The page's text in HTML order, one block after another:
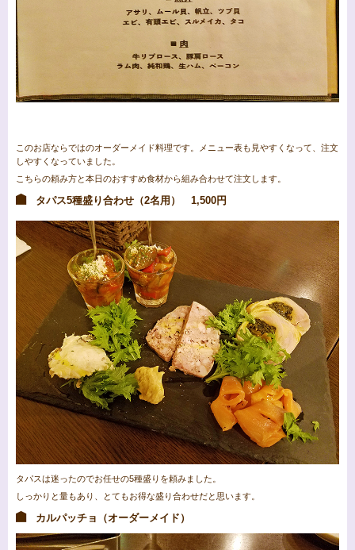
このお店ならではのオーダーメイド料理です。メニュー表も見やすくなって、注文
しやすくなっていました。
こちらの頼み方と本日のおすすめ食材から組み合わせて注文します。
タパス5種盛り合わせ（2名用） 1,500円
タパスは迷ったのでお任せの5種盛りを頼みました。
しっかりと量もあり、とてもお得な盛り合わせだと思います。
カルパッチョ（オーダーメイド）